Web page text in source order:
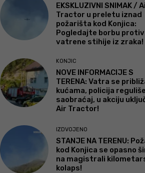
EKSKLUZIVNI SNIMAK /
Tractor u preletu iznad
požarišta kod Konjica:
Pogledajte borbu protiv
vatrene stihije iz zraka!
KONJIC
NOVE INFORMACIJE S
TERENA: Vatra se
kućama, policija reguliše
saobraćaj, u akciju
Air Tractor!
IZDVOJENO
STANJE NA TERENU:
kod Konjica se opasno
na magistrali
kolaps!